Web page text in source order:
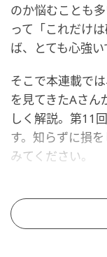
のか悩むことも
って「これだけ
ば、とても心強い
そこで本連載で
を見てきたAさん
しく解説。第11
す。知らずに損
みてください。
( Index )